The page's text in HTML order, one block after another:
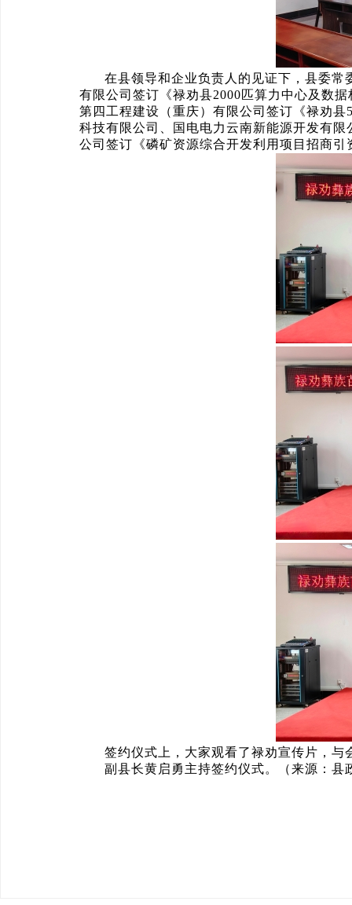
在县领导和企业负责人的见证下，县委
有限公司签订《禄劝县2000匹算力中心及数
第四工程建设（重庆）有限公司签订《禄劝
科技有限公司、国电电力云南新能源开发有
公司签订《磷矿资源综合开发利用项目招商引
签约仪式上，大家观看了禄劝宣传片，与
副县长黄启勇主持签约仪式。（来源：